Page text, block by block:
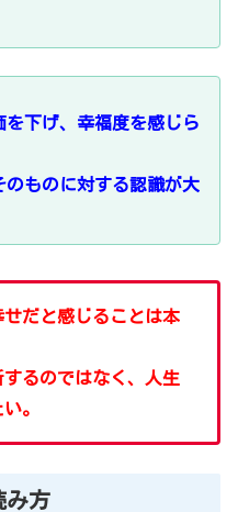
を下げ、幸福度を感じら
ものに対する認識が大
だと感じることは本
るのではなく、人生
。
方